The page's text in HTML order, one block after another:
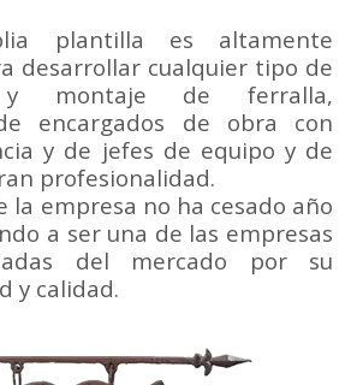
plantilla es altamente
desarrollar cualquier tipo de
y montaje de ferralla,
encargados de obra con
y de jefes de equipo y de
profesionalidad.
la empresa no ha cesado año
a ser una de las empresas
del mercado por su
y calidad.